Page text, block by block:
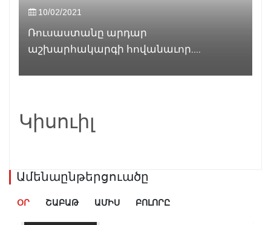
10/02/2021
Ռուսաստանը արդար
աշխարհակարգի հովանաւոր....
Կիսուիլ
Ամենաընթերցուածը
ՕՐ ՇԱԲԱԹ ԱՄԻՍ ԲՈԼՈՐԸ